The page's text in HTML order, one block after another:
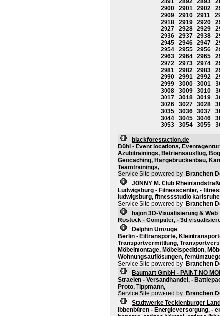
2891
2892 2893
2900
2901 2902
2909
2910 2911
2918
2919 2920
2927
2928 2929
2936
2937 2938
2945
2946 2947
2954
2955 2956
2963
2964 2965
2972
2973 2974
2981
2982 2983
2990
2991 2992
2999
3000 3001
3008
3009 3010
3017
3018 3019
3026
3027 3028
3035
3036 3037
3044
3045 3046
3053
3054 3055
blackforestaction.de
Bühl - Event locations,
Azubitrainings, Betriensausflug,
Geocaching, Hängebrückenbau,
Teamtrainings,
Service Site powered by Branchen
JONNY M. Club
Ludwigsburg - Fitnesscenter, -
ludwigsburg, fitnessstudio
Service Site powered by Branchen
hajon 3D-Visualisierung & Web
Rostock - Computer, - 3d
Delphin Ümzüge
Berlin - Eiltransporte,
Transportvermittlung,
Möbelmontage, Möbelspedition,
Wohnungsauflösungen,
Service Site powered by Branchen
Baumart GmbH - PAINT NO
Straelen - Versandhandel, -
Proto, Tippmann,
Service Site powered by Branchen
Stadtwerke Tecklenburger Land
Ibbenbüren - Energieversorgung, -